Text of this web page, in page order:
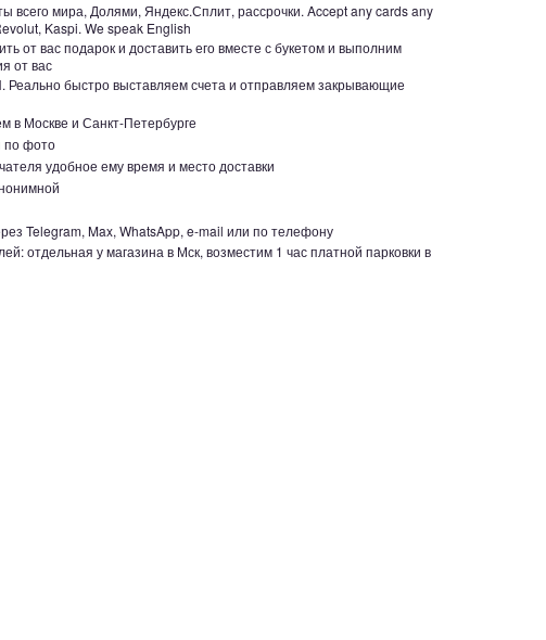
всего мира, Долями, Яндекс.Сплит, рассрочки. Accept any cards any
Kaspi. We speak English
от вас подарок и доставить его вместе с букетом и выполним
от вас
быстро выставляем счета и отправляем закрывающие
в Москве и Санкт-Петербурге
по фото
удобное ему время и место доставки
Telegram, Max, WhatsApp, e-mail или по телефону
отдельная у магазина в Мск, возместим 1 час платной парковки в